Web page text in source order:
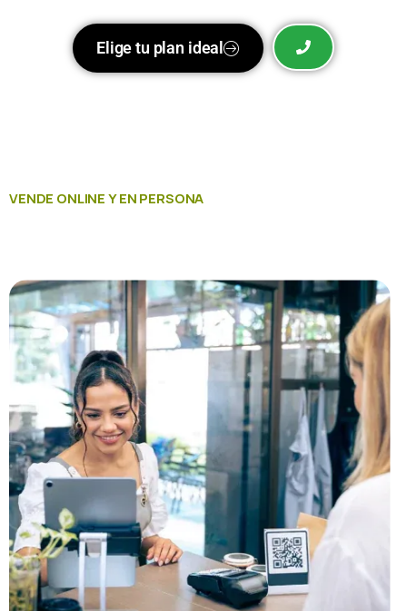
Elige tu plan ideal
VENDE ONLINE Y EN PERSONA